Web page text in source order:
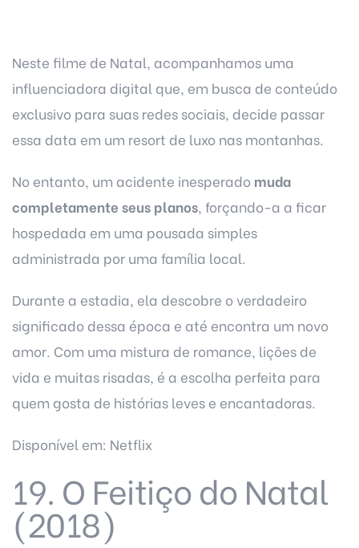
Neste filme de Natal, acompanhamos uma
influenciadora digital que, em busca de conteúdo
exclusivo para suas redes sociais, decide passar
essa data em um resort de luxo nas montanhas.
No entanto, um acidente inesperado muda
completamente seus planos, forçando-a a ficar
hospedada em uma pousada simples
administrada por uma família local.
Durante a estadia, ela descobre o verdadeiro
significado dessa época e até encontra um novo
amor. Com uma mistura de romance, lições de
vida e muitas risadas, é a escolha perfeita para
quem gosta de histórias leves e encantadoras.
Disponível em: Netflix
19. O Feitiço do Natal
(2018)